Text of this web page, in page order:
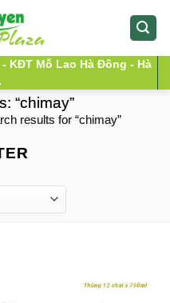
KĐT Mỗ Lao Hà Đông - Hà
“chimay”
results for “chimay”